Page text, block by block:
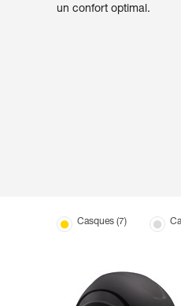
un confort optimal.
Casques (7)